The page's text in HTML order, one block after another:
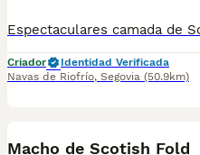
Criador
Identidad Verificada
Navas de Riofrío, Segovia (50.9km)
Macho de Scotish Fold